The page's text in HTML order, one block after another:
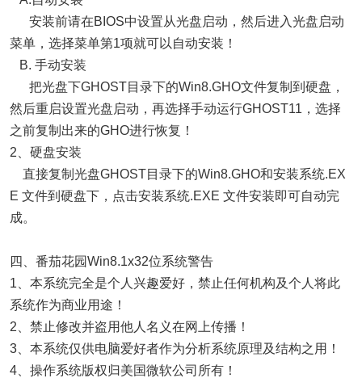
安装前请在BIOS中设置从光盘启动，然后进入光盘启动
菜单，选择菜单第1项就可以自动安装！
B. 手动安装
把光盘下GHOST目录下的Win8.GHO文件复制到硬盘，
然后重启设置光盘启动，再选择手动运行GHOST11，选择
之前复制出来的GHO进行恢复！
2、硬盘安装
直接复制光盘GHOST目录下的Win8.GHO和安装系统.EX
E 文件到硬盘下，点击安装系统.EXE 文件安装即可自动完
成。
四、番茄花园Win8.1x32位系统警告
1、本系统完全是个人兴趣爱好，禁止任何机构及个人将此
系统作为商业用途！
2、禁止修改并盗用他人名义在网上传播！
3、本系统仅供电脑爱好者作为分析系统原理及结构之用！
4、操作系统版权归美国微软公司所有！